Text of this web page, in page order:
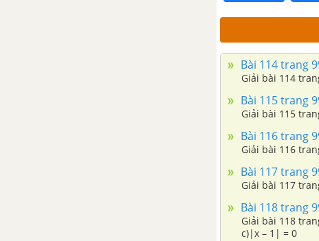
Bài 114 trang
Giải bài 114
Bài 115 trang
Giải bài 115
Bài 116 trang
Giải bài 116
Bài 117 trang
Giải bài 117
Bài 118 trang
Giải bài 118 trang
c)|x – 1| = 0